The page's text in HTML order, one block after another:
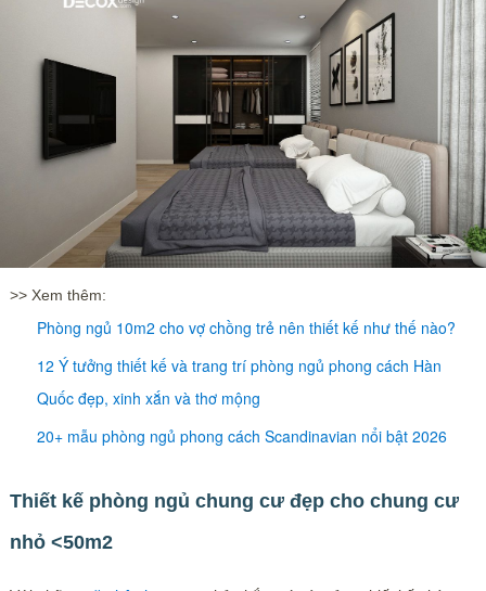
>> Xem thêm:
Phòng ngủ 10m2 cho vợ chồng trẻ nên thiết kế như thế nào?
12 Ý tưởng thiết kế và trang trí phòng ngủ phong cách Hàn
Quốc đẹp, xinh xắn và thơ mộng
20+ mẫu phòng ngủ phong cách Scandinavian nổi bật 2026
Thiết kế phòng ngủ chung cư đẹp cho chung cư
nhỏ <50m2